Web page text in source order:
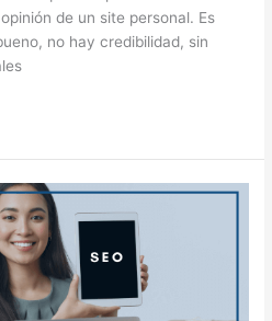
de un site personal. Es
no hay credibilidad, sin